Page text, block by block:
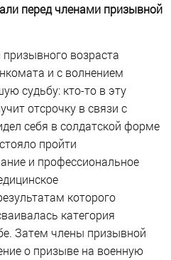
перед членами призывной
возраста
и с волнением
судьбу: кто-то в эту
отсрочку в связи с
себя в солдатской форме
пройти
и профессиональное
которого
категория
Затем члены призывной
о призыве на военную